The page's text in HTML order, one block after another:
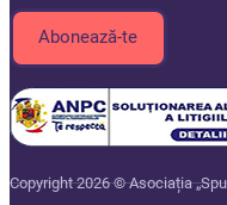
Copyright 2026 © Asociația